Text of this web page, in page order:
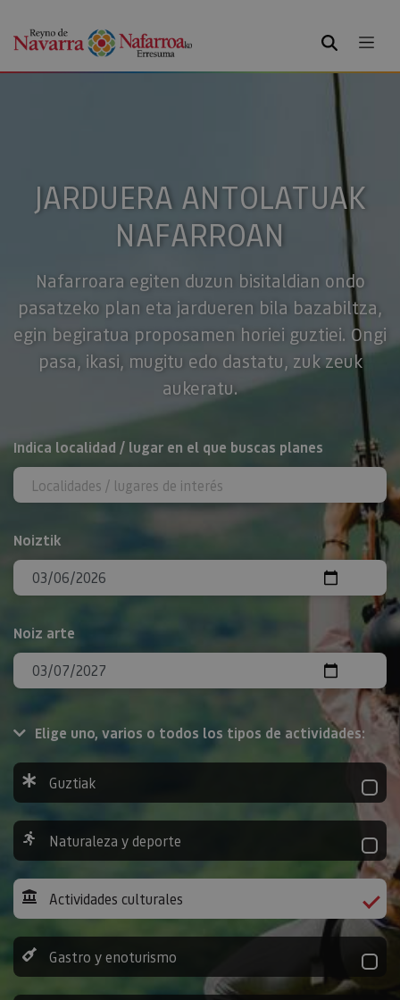
BILATU
JARDUERA ANTOLATUAK
NAFARROAN
Nafarroara egiten duzun bisitaldian ondo
pasatzeko plan eta jardueren bila bazabiltza,
egin begiratua proposamen horiei guztiei. Ongi
pasa, ikasi, mugitu edo dastatu, zuk zeuk
aukeratu.
BILATU
Indica localidad / lugar en el que buscas planes
Noiztik
Noiz arte
Elige uno, varios o todos los tipos de actividades:
Guztiak
Naturaleza y deporte
Actividades culturales
Gastro y enoturismo